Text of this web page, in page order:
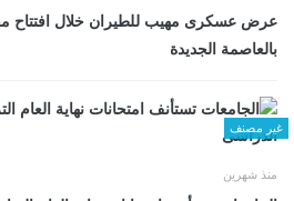
عرض عسكرى مهيب للطيران خلال افتتاح مقر
بالعاصمة الجديدة
غير مصنف
منذ شهرين